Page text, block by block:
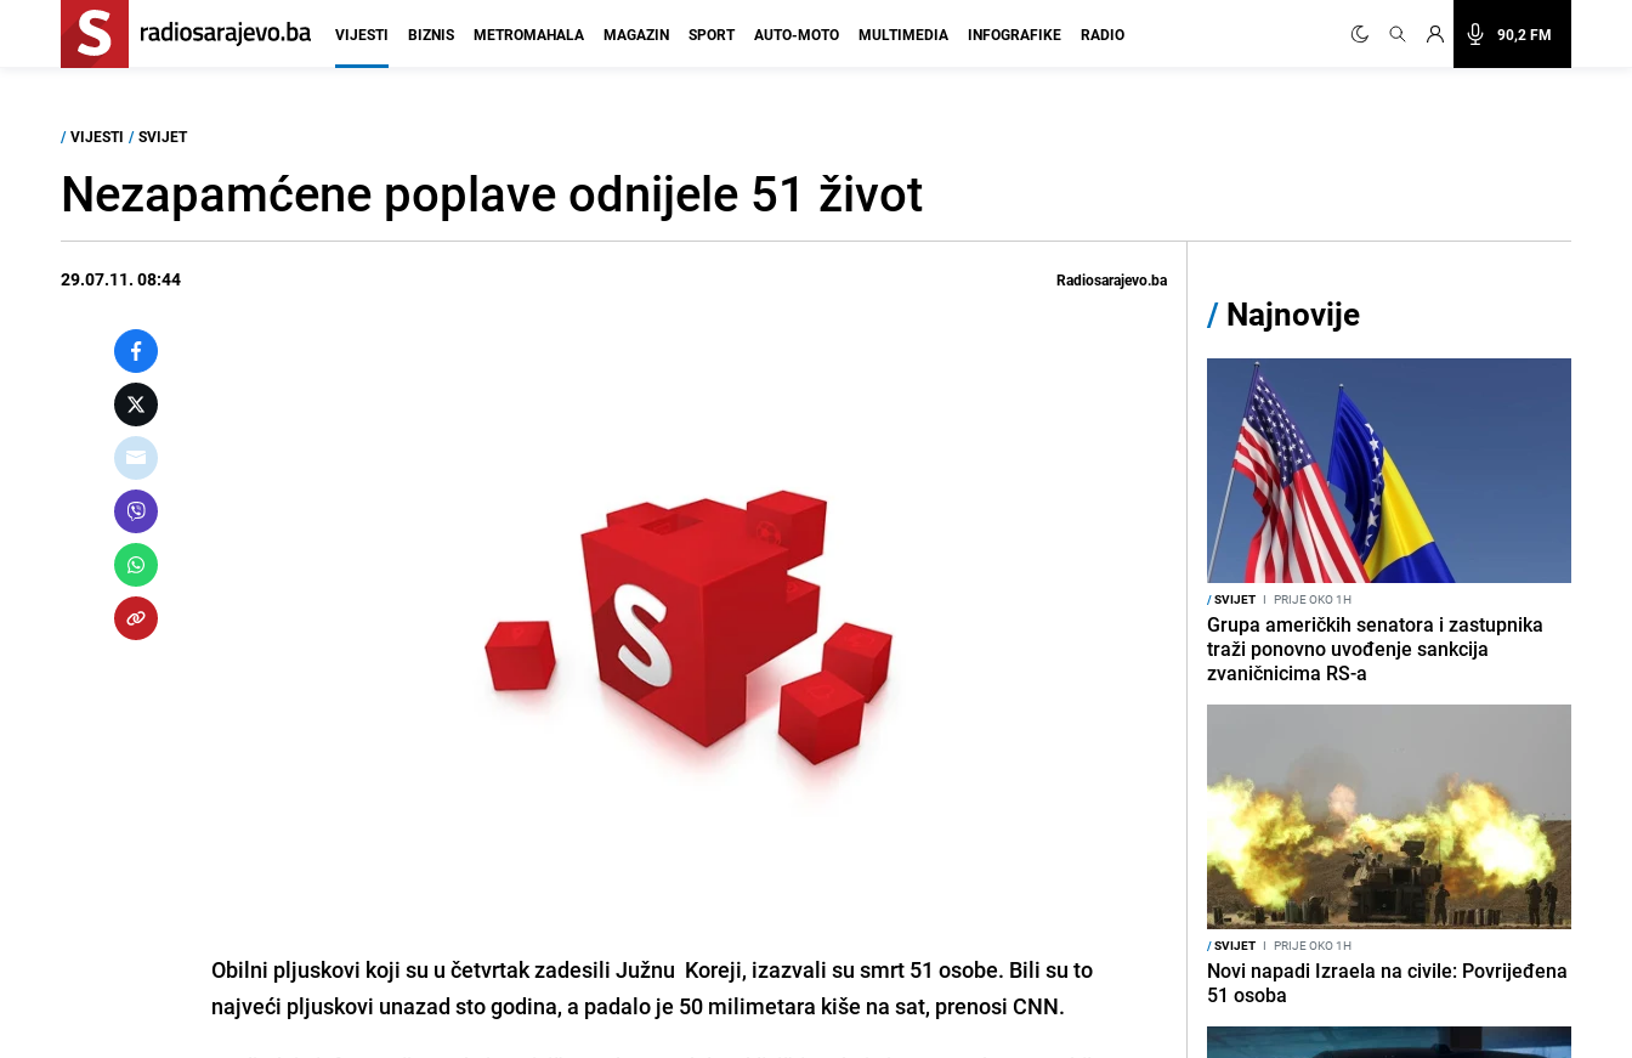
90,2 FM
VIJESTI BIZNIS METROMAHALA MAGAZIN SPORT AUTO-MOTO MULTIMEDIA INFOGRAFIKE RADIO
/ VIJESTI / SVIJET
Nezapamćene poplave odnijele 51 život
29.07.11. 08:44 Radiosarajevo.ba
Obilni pljuskovi koji su u četvrtak zadesili Južnu Koreji, izazvali su smrt 51 osobe. Bili su to
najveći pljuskovi unazad sto godina, a padalo je 50 milimetara kiše na sat, prenosi CNN.
/ Najnovije
/SVIJET I PRIJE OKO 1H
Grupa američkih senatora i zastupnika
traži ponovno uvođenje sankcija
zvaničnicima RS-a
/SVIJET I PRIJE OKO 1H
Novi napadi Izraela na civile: Povrijeđena
51 osoba